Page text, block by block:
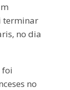
terminar
no dia
foi
no